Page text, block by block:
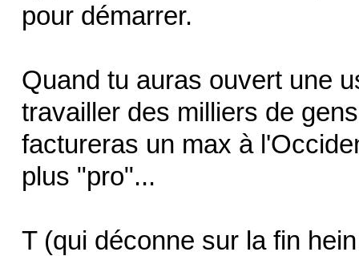
pour démarrer.
Quand tu auras ouvert une
travailler des milliers de
factureras un max à
plus "pro"...
T (qui déconne sur la fin